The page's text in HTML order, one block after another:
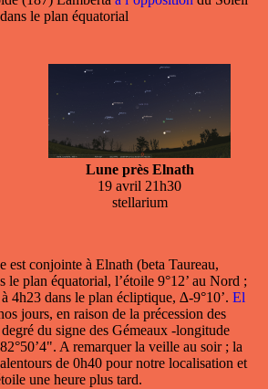
dans le plan équatorial
Lune près Elnath
19 avril 21h30
stellarium
est conjointe à Elnath (beta Taureau,
le plan équatorial, l’étoile 9°12’ au Nord ;
4h23 dans le plan écliptique, ∆-9°10’. El
jours, en raison de la précession des
du signe des Gémeaux -longitude
A remarquer la veille au soir ; la
de 0h40 pour notre localisation et
une heure plus tard.